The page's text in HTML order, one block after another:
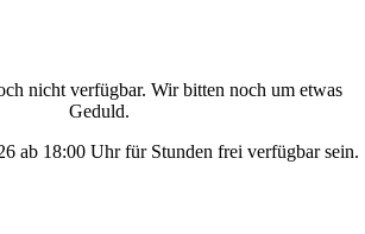
nicht verfügbar. Wir bitten noch um etwas
Geduld.
ab 18:00 Uhr für Stunden frei verfügbar sein.